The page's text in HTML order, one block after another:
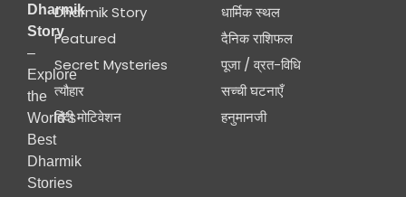
Dharmik
Story
–
Explore
the
World’s
Best
Dharmik
Stories
Dharmik Story
Featured
Secret Mysteries
त्यौहार
हिंदी मोटिवेशन
धार्मिक स्थल
दैनिक राशिफल
पूजा / व्रत-विधि
सच्ची घटनाएँ
हनुमानजी